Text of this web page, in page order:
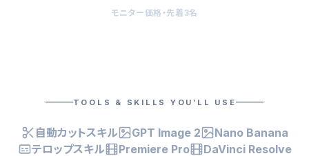
モニター価格・先着3名
TOOLS & SKILLS YOU’LL USE
自動カットスキル GPT Image 2
Nano Banana
テロップスキル
Premiere Pro
DaVinci Resolve